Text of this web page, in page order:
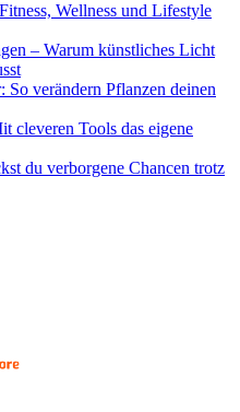
Wellness und Lifestyle
– Warum künstliches Licht
verändern Pflanzen deinen
cleveren Tools das eigene
du verborgene Chancen trotz